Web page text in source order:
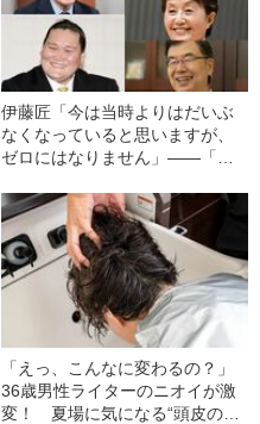
伊藤匠「今は当時よりはだいぶ
なくなっていると思いますが、
ゼロにはなりません」――「文
の名言”
「えっ、こんなに変わるの？」
36歳男性ライターのニオイが激
変！ 夏場に気になる“頭皮のニ